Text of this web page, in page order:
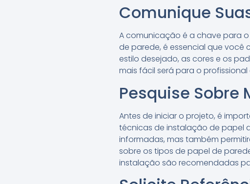
Comunique
A comunicação é a chave para
de parede, é essencial que você
estilo desejado, as cores e os
mais fácil será para o
Pesquise Sobre
Antes de iniciar o projeto, é
técnicas de instalação de papel
informadas, mas também
sobre os tipos de papel de
instalação são recomendadas